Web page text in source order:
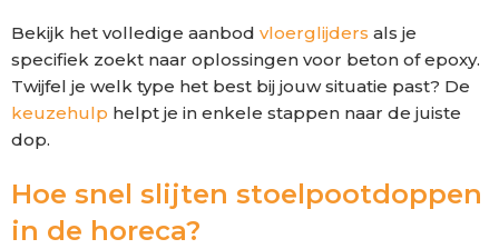
Bekijk het volledige aanbod vloerglijders als je
specifiek zoekt naar oplossingen voor beton of epoxy.
Twijfel je welk type het best bij jouw situatie past? De
keuzehulp helpt je in enkele stappen naar de juiste
dop.
Hoe snel slijten stoelpootdoppen
in de horeca?